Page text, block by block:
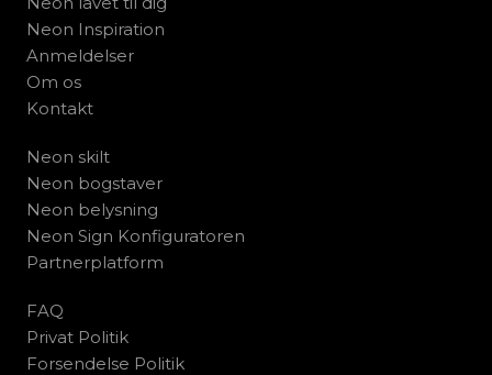
Neon Inspiration
Anmeldelser
Om os
Kontakt
Neon skilt
Neon bogstaver
Neon belysning
Neon Sign Konfiguratoren
Partnerplatform
FAQ
Privat Politik
Forsendelse Politik